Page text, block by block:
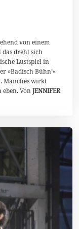
von einem
dreht sich
Lustspiel in
»Badisch Bühn‘«
Manches wirkt
eben. VonJENNIFER